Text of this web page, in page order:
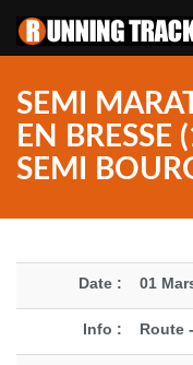
SEMI
EN
SEMI
Date : 01
Info : Route